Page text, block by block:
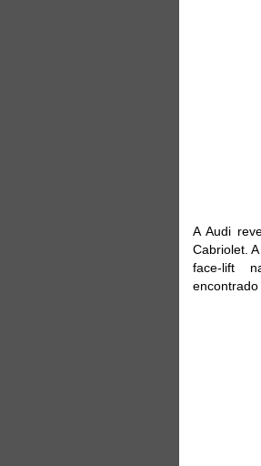
A Audi
Cabriolet.
face-lift
encontrado